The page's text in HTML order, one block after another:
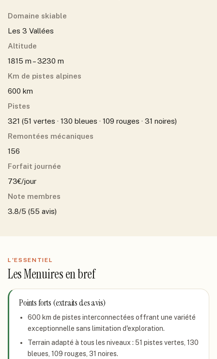
Domaine skiable
Les 3 Vallées
Altitude
1815 m – 3230 m
Km de pistes alpines
600 km
Pistes
321 (51 vertes · 130 bleues · 109 rouges · 31 noires)
Remontées mécaniques
156
Forfait journée
73€/jour
Note membres
3.8/5 (55 avis)
L'ESSENTIEL
Les Menuiresen bref
Points forts (extraits des avis)
600 km de pistes interconnectées offrant une variété
exceptionnelle sans limitation d'exploration.
Terrain adapté à tous les niveaux : 51 pistes vertes, 130
bleues, 109 rouges, 31 noires.